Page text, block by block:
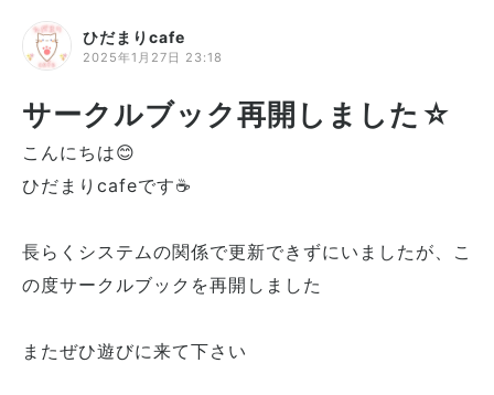
ひだまりcafe
2025年1月27日 23:18
サークルブック再開しました☆
こんにちは😊
ひだまりcafeです☕
長らくシステムの関係で更新できずにいましたが、こ
の度サークルブックを再開しました
またぜひ遊びに来て下さい